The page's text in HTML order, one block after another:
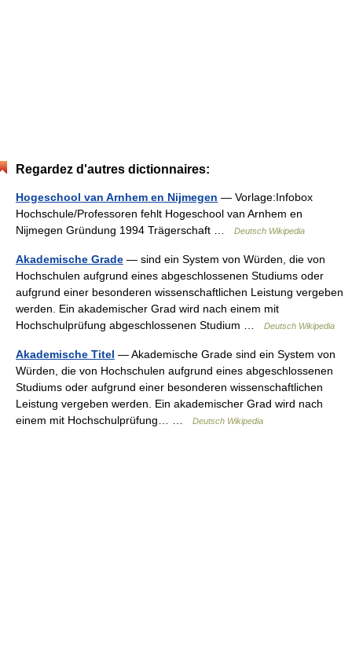
Regardez d'autres dictionnaires:
Hogeschool van Arnhem en Nijmegen — Vorlage:Infobox
Hochschule/Professoren fehlt Hogeschool van Arnhem en
Nijmegen Gründung 1994 Trägerschaft …
Deutsch Wikipedia
Akademische Grade — sind ein System von Würden, die von
Hochschulen aufgrund eines abgeschlossenen Studiums oder
aufgrund einer besonderen wissenschaftlichen Leistung vergeben
werden. Ein akademischer Grad wird nach einem mit
Hochschulprüfung abgeschlossenen Studium …
Deutsch Wikipedia
Akademische Titel — Akademische Grade sind ein System von
Würden, die von Hochschulen aufgrund eines abgeschlossenen
Studiums oder aufgrund einer besonderen wissenschaftlichen
Leistung vergeben werden. Ein akademischer Grad wird nach
einem mit Hochschulprüfung… …
Deutsch Wikipedia